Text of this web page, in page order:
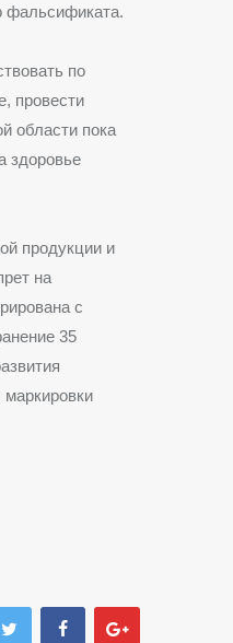
фальсификата.
по
провести
области пока
здоровье
продукции и
на
с
35